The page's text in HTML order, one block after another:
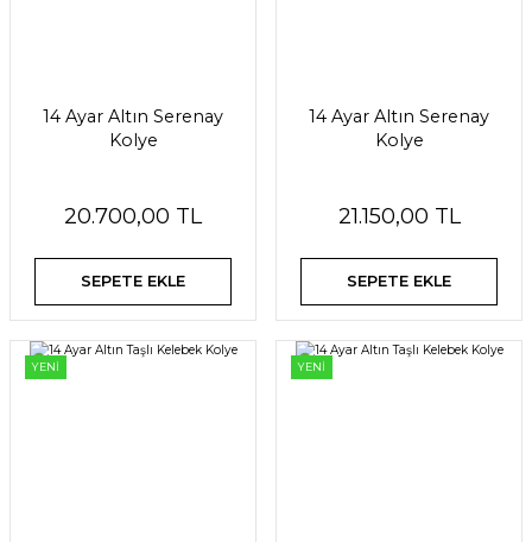
14 Ayar Altın Serenay
Kolye
20.700,00 TL
SEPETE EKLE
14 Ayar Altın Serenay
Kolye
21.150,00 TL
SEPETE EKLE
YENİ YENİ